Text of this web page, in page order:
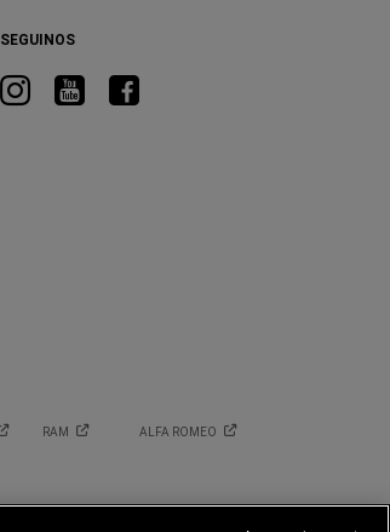
SEGUINOS
VisitáVisitáVisitá
RAM ALFA ROMEO